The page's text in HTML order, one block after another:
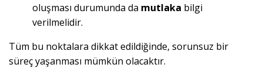
oluşması durumunda da mutlaka bilgi
verilmelidir.
Tüm bu noktalara dikkat edildiğinde, sorunsuz bir
süreç yaşanması mümkün olacaktır.